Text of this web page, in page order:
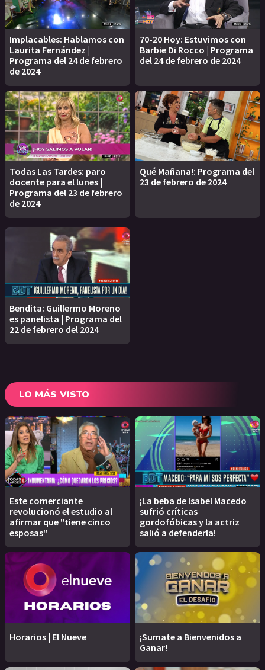
Implacables: Hablamos con
Laurita Fernández |
Programa del 24 de febrero
de 2024
70-20 Hoy: Estuvimos con
Barbie Di Rocco | Programa
del 24 de febrero de 2024
Todas Las Tardes: paro
docente para el lunes |
Programa del 23 de febrero
de 2024
Qué Mañana!: Programa del
23 de febrero de 2024
Bendita: Guillermo Moreno
es panelista | Programa del
22 de febrero del 2024
LO MÁS VISTO
Este comerciante
revolucionó el estudio al
afirmar que "tiene cinco
esposas"
¡La beba de Isabel Macedo
sufrió críticas
gordofóbicas y la actriz
salió a defenderla!
Horarios | El Nueve
¡Sumate a Bienvenidos a
Ganar!